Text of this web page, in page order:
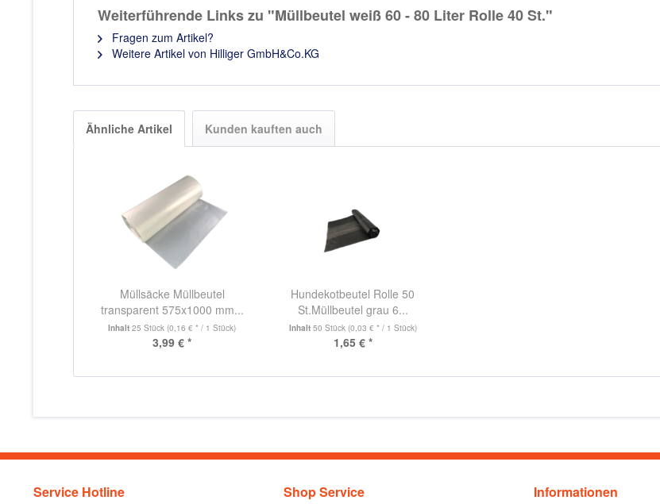
Weiterführende Links zu "Müllbeutel weiß 60 - 80 Liter Rolle 40 St."
Fragen zum Artikel?
Weitere Artikel von Hilliger GmbH&Co.KG
Ähnliche Artikel Kunden kauften auch
Müllsäcke Müllbeutel
transparent 575x1000 mm...
Inhalt25 Stück (0,16 € * / 1 Stück)
3,99 € *
Hundekotbeutel Rolle 50
St.Müllbeutel grau 6...
Inhalt 50 Stück (0,03 € * / 1 Stück)
1,65 € *
Service Hotline Shop Service Informationen